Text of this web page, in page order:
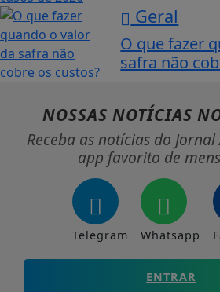
Geral
O que fazer
safra não
NOSSAS NOTÍCIAS
Receba as notícias do
app favorito de
Telegram Whatsapp
ENTRAR